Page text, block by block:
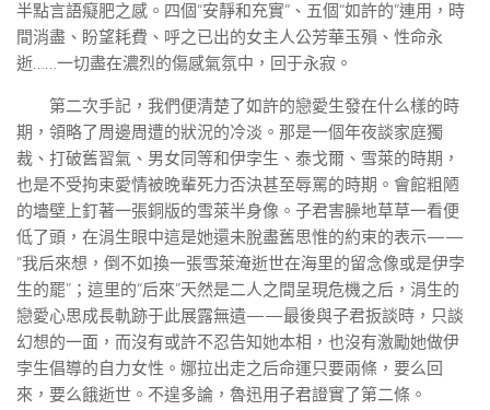
半點言語癡肥之感。四個“安靜和充實”、五個“如許的”連用，時
間消盡、盼望耗費、呼之已出的女主人公芳華玉殞、性命永
逝……一切盡在濃烈的傷感氣氛中，回于永寂。
第二次手記，我們便清楚了如許的戀愛生發在什么樣的時
期，領略了周邊周遭的狀況的冷淡。那是一個年夜談家庭獨
裁、打破舊習氣、男女同等和伊孛生、泰戈爾、雪萊的時期，
也是不受拘束愛情被晚輩死力否決甚至辱罵的時期。會館粗陋
的墻壁上釘著一張銅版的雪萊半身像。子君害臊地草草一看便
低了頭，在涓生眼中這是她還未脫盡舊思惟的約束的表示——
“我后來想，倒不如換一張雪萊淹逝世在海里的留念像或是伊孛
生的罷”；這里的“后來”天然是二人之間呈現危機之后，涓生的
戀愛心思成長軌跡于此展露無遺——最後與子君扳談時，只談
幻想的一面，而沒有或許不忍告知她本相，也沒有激勵她做伊
孛生倡導的自力女性。娜拉出走之后命運只要兩條，要么回
來，要么餓逝世。不遑多論，魯迅用子君證實了第二條。